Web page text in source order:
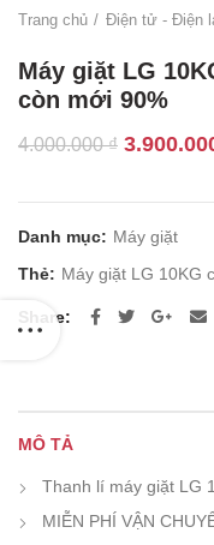
Trang chủ Điện tử - Điện
Máy giặt LG
còn mới 90%
4.000.000₫ Giá
Danh mục: Máy giặt
Thẻ: Máy giặt LG 10KG
Share
MÔ TẢ
Thanh lí máy giặt LG
MIỄN PHÍ VẬN